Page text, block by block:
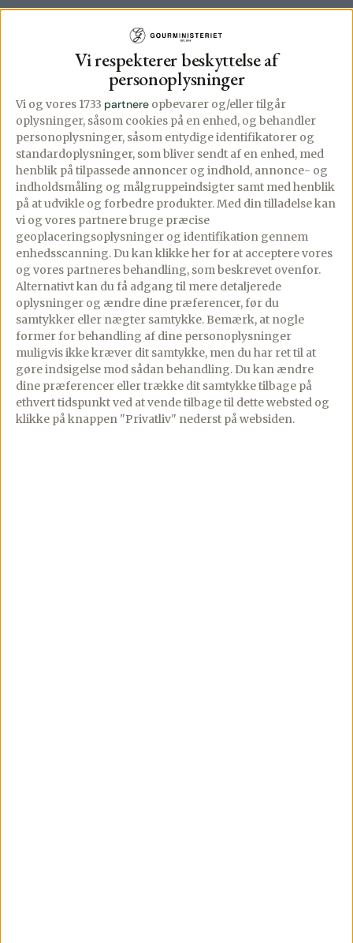
Vi respekterer beskyttelse af
personoplysninger
Vi og vores 1733 partnere opbevarer og/eller tilgår
oplysninger, såsom cookies på en enhed, og behandler
personoplysninger, såsom entydige identifikatorer og
standardoplysninger, som bliver sendt af en enhed, med
henblik på tilpassede annoncer og indhold, annonce- og
indholdsmåling og målgruppeindsigter samt med henblik
på at udvikle og forbedre produkter.Med din tilladelse kan
vi og vores partnere bruge præcise
geoplaceringsoplysninger og identifikation gennem
enhedsscanning. Du kan klikke her for at acceptere vores
og vores partneres behandling, som beskrevet ovenfor.
Alternativt kan du få adgang til mere detaljerede
oplysninger og ændre dine præferencer, før du
samtykker eller nægter samtykke. Bemærk, at nogle
former for behandling af dine personoplysninger
muligvis ikke kræver dit samtykke, men du har ret til at
gøre indsigelse mod sådan behandling. Du kan ændre
dine præferencer eller trække dit samtykke tilbage på
ethvert tidspunkt ved at vende tilbage til dette websted og
klikke på knappen "Privatliv" nederst på websiden.